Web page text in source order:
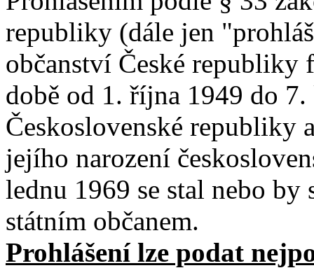
republiky (dále jen
občanství České republiky
době od 1. října 1949 do
Československé republiky
jejího narození
lednu 1969 se stal nebo
státním občanem.
Prohlášení lze podat